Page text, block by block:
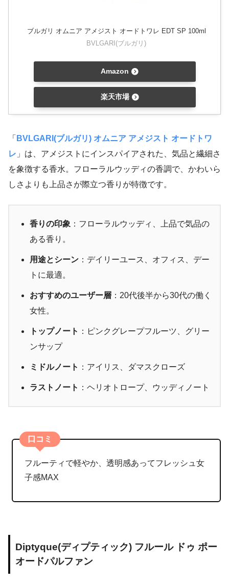
ブルガリ オムニア アメジスト オードトワレ EDT SP 100ml
BVLGARI(ブルガリ)
Amazon
楽天市場
「 BVLGARI(ブルガリ) オムニア アメジスト オードトワ
レ 」は、アメジストにインスパイアされた、気品と繊細さ
を象徴する香水。フローラルウッディの香調で、かわいら
しさよりも上品さが際立つ香りが特徴です。
香りの印象 ：フローラルウッディ、上品で気品の
ある香り。
用途とシーン ：デイリーユース、オフィス、デー
トに最適。
おすすめのユーザー層 ：20代後半から30代の働く
女性。
トップノート ：ピンクグレープフルーツ、グリー
ンサップ
ミドルノート ：アイリス、ダマスクローズ
ラストノート ：ヘリオトロープ、ウッディノート
口コミ
フルーティで軽やか、透明感あってフレッシュ女
子感MAX
Diptyque(ディプティック) フルール ドゥ ポー
オードパルファン